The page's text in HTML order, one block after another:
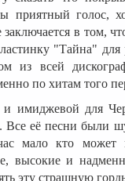
приятный голос,
в том,
"Тайна"
из всей
по хитам того
и имиджевой для
Все её песни были
мало кто может
высокие и
эту страшную